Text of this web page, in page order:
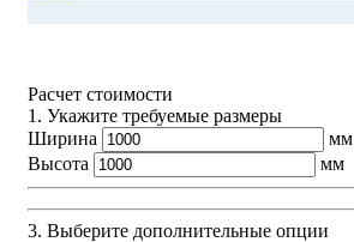
Расчет стоимости
1. Укажите требуемые размеры
Ширина
мм
Высота
мм
3. Выберите дополнительные опции